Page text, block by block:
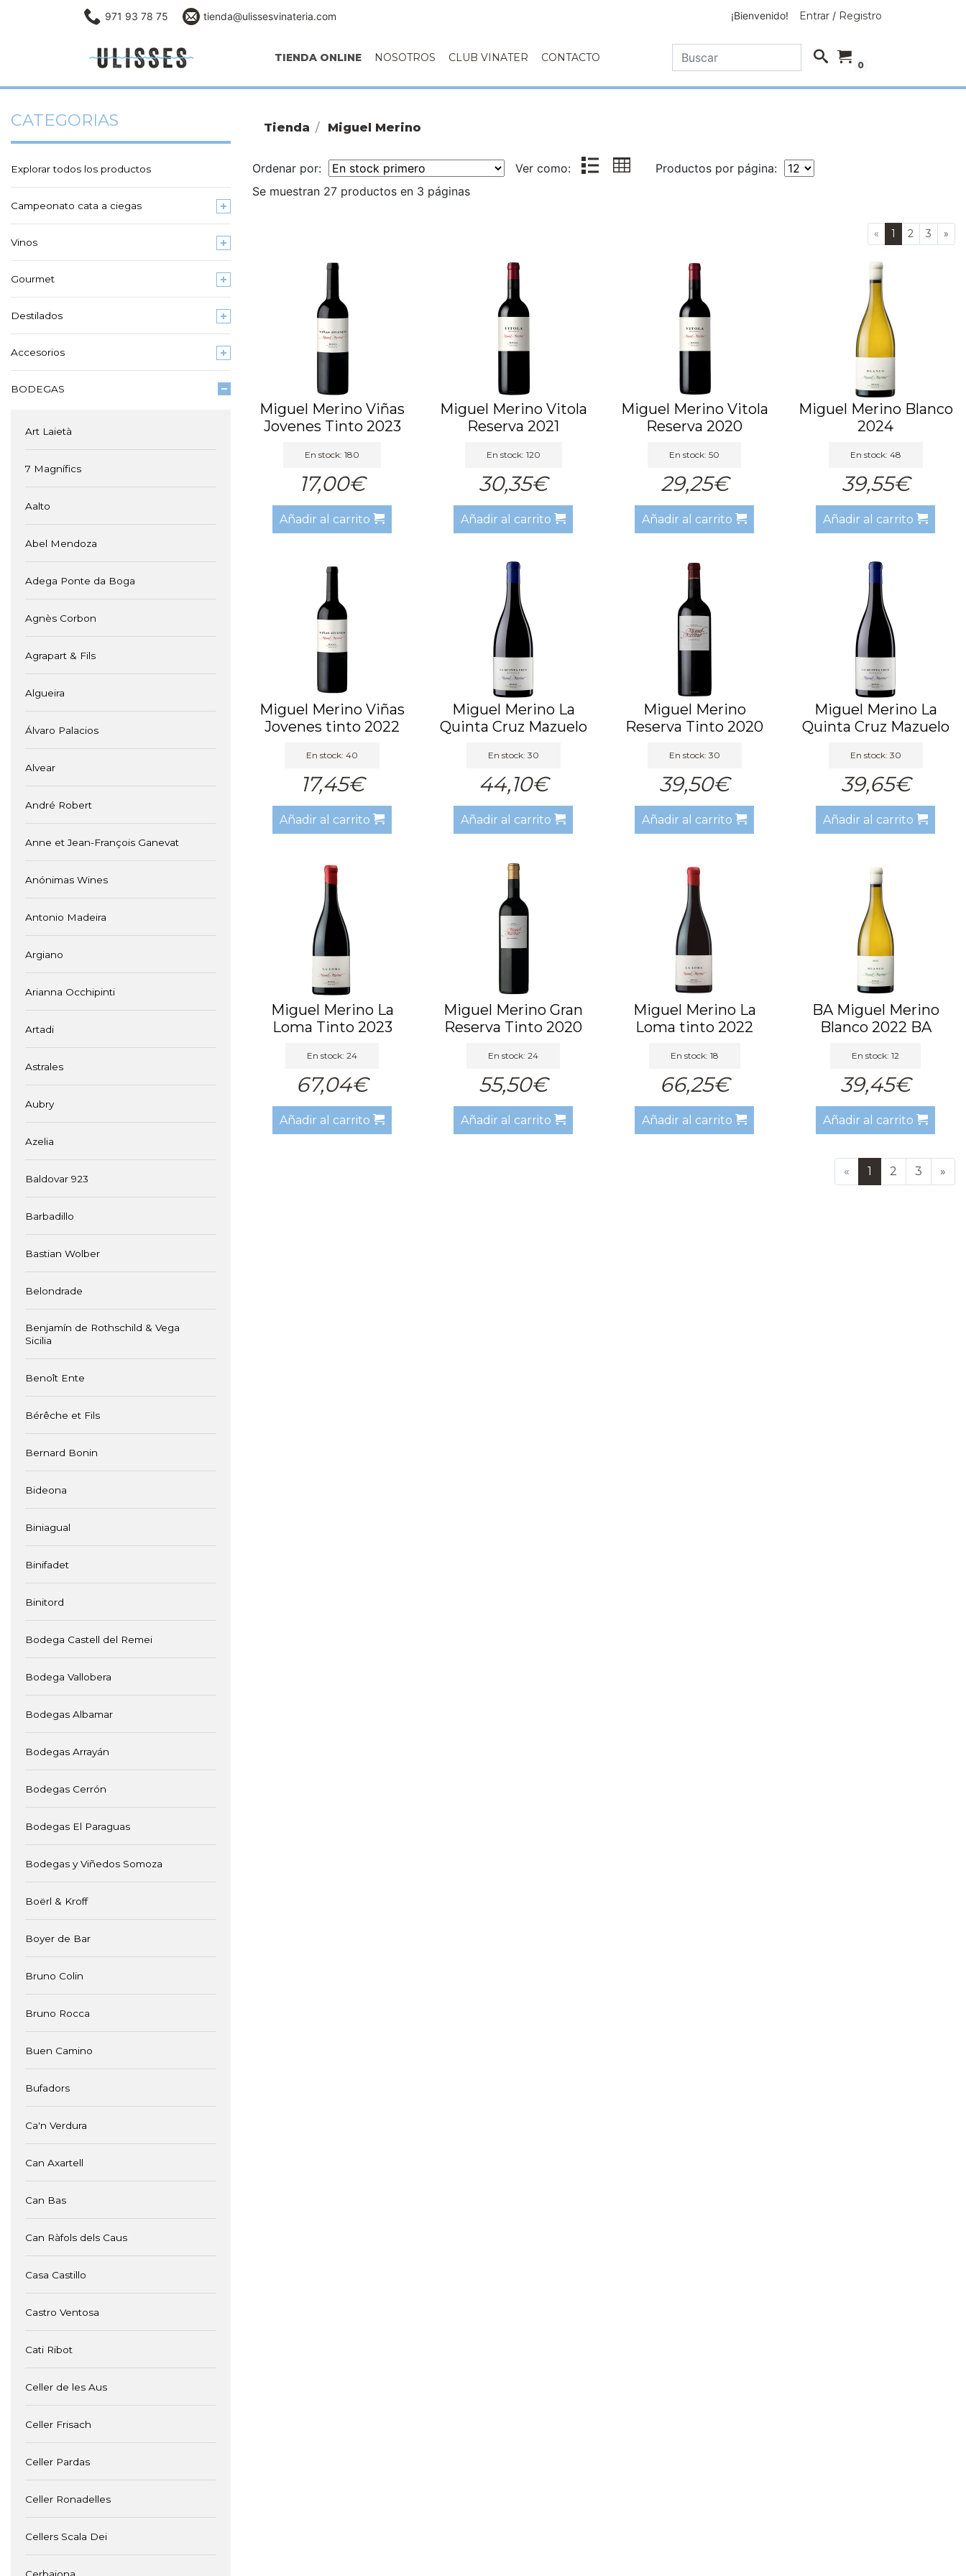
971 93 78 75 tienda@ulissesvinateria.com ¡Bienvenido! Entrar / Registro
TIENDA ONLINE NOSOTROS CLUB VINATER CONTACTO
0
CATEGORIAS
Explorar todos los productos
Campeonato cata a ciegas
Vinos
Gourmet
Destilados
Accesorios
BODEGAS
Art Laietà
7 Magnífics
Aalto
Abel Mendoza
Adega Ponte da Boga
Agnès Corbon
Agrapart & Fils
Algueira
Álvaro Palacios
Alvear
André Robert
Anne et Jean-François Ganevat
Anónimas Wines
Antonio Madeira
Argiano
Arianna Occhipinti
Artadi
Astrales
Aubry
Azelia
Baldovar 923
Barbadillo
Bastian Wolber
Belondrade
Benjamín de Rothschild & Vega
Sicilia
Benoît Ente
Bérêche et Fils
Bernard Bonin
Bideona
Biniagual
Binifadet
Binitord
Bodega Castell del Remei
Bodega Vallobera
Bodegas Albamar
Bodegas Arrayán
Bodegas Cerrón
Bodegas El Paraguas
Bodegas y Viñedos Somoza
Boërl & Kroff
Boyer de Bar
Bruno Colin
Bruno Rocca
Buen Camino
Bufadors
Ca'n Verdura
Can Axartell
Can Bas
Can Ràfols dels Caus
Casa Castillo
Castro Ventosa
Cati Ribot
Celler de les Aus
Celler Frisach
Celler Pardas
Celler Ronadelles
Cellers Scala Dei
Tienda Miguel Merino
Ordenar por: Ver como:
Productos por página:
Se muestran 27 productos en 3 páginas
« 1 2 3 »
Miguel Merino Viñas
Jovenes Tinto 2023
En stock: 180
17,00€
Añadir al carrito
Miguel Merino Vitola
Reserva 2021
En stock: 120
30,35€
Añadir al carrito
Miguel Merino Vitola
Reserva 2020
En stock: 50
29,25€
Añadir al carrito
Miguel Merino Blanco
2024
En stock: 48
39,55€
Añadir al carrito
Miguel Merino Viñas
Jovenes tinto 2022
En stock: 40
17,45€
Añadir al carrito
Miguel Merino La
Quinta Cruz Mazuelo
En stock: 30
44,10€
Añadir al carrito
Miguel Merino
Reserva Tinto 2020
En stock: 30
39,50€
Añadir al carrito
Miguel Merino La
Quinta Cruz Mazuelo
En stock: 30
39,65€
Añadir al carrito
Miguel Merino La
Loma Tinto 2023
En stock: 24
67,04€
Añadir al carrito
Miguel Merino Gran
Reserva Tinto 2020
En stock: 24
55,50€
Añadir al carrito
Miguel Merino La
Loma tinto 2022
En stock: 18
66,25€
Añadir al carrito
BA Miguel Merino
Blanco 2022 BA
En stock: 12
39,45€
Añadir al carrito
« 1 2 3 »